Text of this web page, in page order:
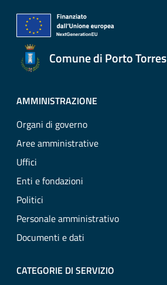
Comune di Porto Torres
AMMINISTRAZIONE
Organi di governo
Aree amministrative
Uffici
Enti e fondazioni
Politici
Personale amministrativo
Documenti e dati
CATEGORIE DI SERVIZIO